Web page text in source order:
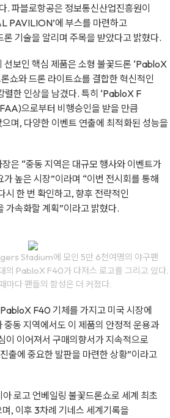
파블로항공은 정보통신산업진흥원이
PAVILION’에 부스를 마련하고
기술을 알리며 주목을 받았다고 밝혔다.
선보인 핵심 제품은 소형 불꽃드론 ‘PabloX
쇼와 드론 라이트쇼를 결합한 혁신적인
렬한 인상을 남겼다. 특히 ‘PabloX F
으로부터 비행승인을 받을 만큼
며, 다양한 이벤트 연출에 최적화된 성능을
은 “중동 지역은 대규모 행사와 이벤트가
높은 시장”이라며 “이번 전시회를 통해
시 한 번 확인하고, 향후 전략적인
가속화할 계획”이라고 밝혔다.
Stadium에 모인 5만 6천여명의 야구팬
의 PabloX F40가 다저스 로고를 그리고 있다.
마다 팬들의 함성은 더 커졌다.
F40 기체를 가지고 미국 시장에
중동 지역에서도 이 제품의 안정적 운용과
이 이어져서 구매의향서가 지속적으로
출에 중요한 발판을 마련한 상황”이라고
로고 언베일링 불꽃드론쇼로 세계 최초
, 이후 3차례 기네스 세계기록을